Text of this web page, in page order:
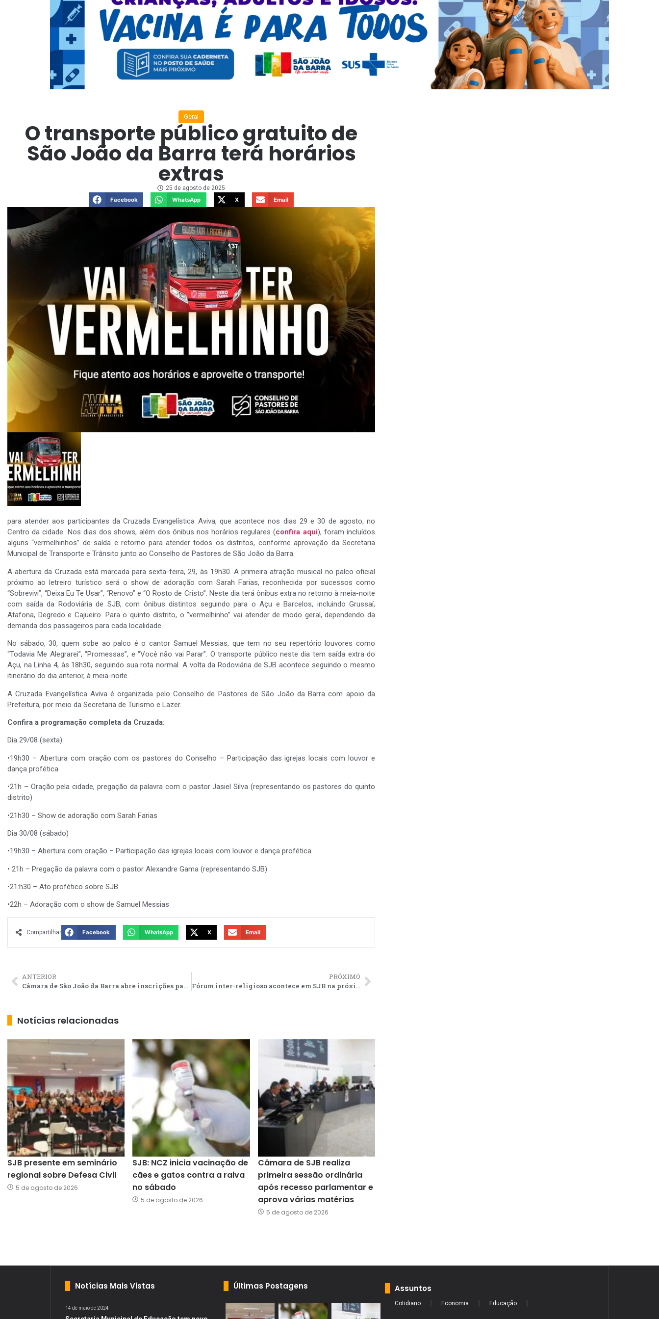
Geral
O transporte público gratuito de
São João da Barra terá horários
extras
25 de agosto de 2025
Facebook
WhatsApp X Email
para atender aos participantes da Cruzada Evangelística Aviva, que acontece nos dias 29 e 30 de agosto, no
Centro da cidade. Nos dias dos shows, além dos ônibus nos horários regulares (confira aqui), foram incluídos
alguns “vermelhinhos” de saída e retorno para atender todos os distritos, conforme aprovação da Secretaria
Municipal de Transporte e Trânsito junto ao Conselho de Pastores de São João da Barra.
A abertura da Cruzada está marcada para sexta-feira, 29, às 19h30. A primeira atração musical no palco oficial
próximo ao letreiro turístico será o show de adoração com Sarah Farias, reconhecida por sucessos como
“Sobrevivi”, “Deixa Eu Te Usar”, “Renovo” e “O Rosto de Cristo”. Neste dia terá ônibus extra no retorno à meia-noite
com saída da Rodoviária de SJB, com ônibus distintos seguindo para o Açu e Barcelos, incluindo Grussaí,
Atafona, Degredo e Cajueiro. Para o quinto distrito, o “vermelhinho” vai atender de modo geral, dependendo da
demanda dos passageiros para cada localidade.
No sábado, 30, quem sobe ao palco é o cantor Samuel Messias, que tem no seu repertório louvores como
“Todavia Me Alegrarei”, “Promessas”, e “Você não vai Parar”. O transporte público neste dia tem saída extra do
Açu, na Linha 4, às 18h30, seguindo sua rota normal. A volta da Rodoviária de SJB acontece seguindo o mesmo
itinerário do dia anterior, à meia-noite.
A Cruzada Evangelística Aviva é organizada pelo Conselho de Pastores de São João da Barra com apoio da
Prefeitura, por meio da Secretaria de Turismo e Lazer.
Confira a programação completa da Cruzada:
Dia 29/08 (sexta)
•19h30 – Abertura com oração com os pastores do Conselho – Participação das igrejas locais com louvor e
dança profética
•21h – Oração pela cidade, pregação da palavra com o pastor Jasiel Silva (representando os pastores do quinto
distrito)
•21h30 – Show de adoração com Sarah Farias
Dia 30/08 (sábado)
•19h30 – Abertura com oração – Participação das igrejas locais com louvor e dança profética
• 21h – Pregação da palavra com o pastor Alexandre Gama (representando SJB)
•21:h30 – Ato profético sobre SJB
•22h – Adoração com o show de Samuel Messias
Compartilhar Facebook WhatsApp X Email
ANTERIOR
Câmara de São João da Barra abre inscrições para ‘Parlamento Jovem’
PRÓXIMO
Fórum inter-religioso acontece em SJB na próxima quarta
Notícias relacionadas
SJB presente em seminário
regional sobre Defesa Civil
5 de agosto de 2026
SJB: NCZ inicia vacinação de
cães e gatos contra a raiva
no sábado
5 de agosto de 2026
Câmara de SJB realiza
primeira sessão ordinária
após recesso parlamentar e
aprova várias matérias
5 de agosto de 2026
Notícias Mais Vistas
14 de maio de 2024
Últimas Postagens Assuntos
Cotidiano Economia Educação